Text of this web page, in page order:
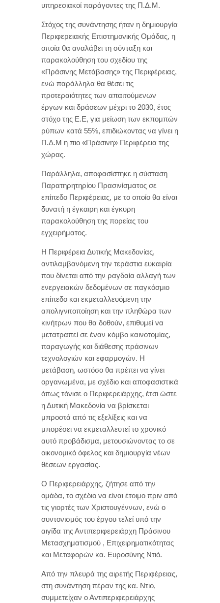
υπηρεσιακοί παράγοντες της Π.Δ.Μ.
Στόχος της συνάντησης ήταν η δημιουργία
Περιφερειακής Επιστημονικής Ομάδας, η
οποία θα αναλάβει τη σύνταξη και
παρακολούθηση του σχεδίου της
«Πράσινης Μετάβασης» της Περιφέρειας,
ενώ παράλληλα θα θέσει τις
προτεραιότητες των απαιτούμενων
έργων και δράσεων μέχρι το 2030, έτος
στόχο της Ε.Ε, για μείωση των εκπομπών
ρύπων κατά 55%, επιδιώκοντας να γίνει η
Π.Δ.Μ η πιο «Πράσινη» Περιφέρεια της
χώρας.
Παράλληλα, αποφασίστηκε η σύσταση
Παρατηρητηρίου Πρασινίσματος σε
επίπεδο Περιφέρειας, με το οποίο θα είναι
δυνατή η έγκαιρη και έγκυρη
παρακολούθηση της πορείας του
εγχειρήματος.
Η Περιφέρεια Δυτικής Μακεδονίας,
αντιλαμβανόμενη την τεράστια ευκαιρία
που δίνεται από την ραγδαία αλλαγή των
ενεργειακών δεδομένων σε παγκόσμιο
επίπεδο και εκμεταλλευόμενη την
απολιγνιτοποίηση και την πληθώρα των
κινήτρων που θα δοθούν, επιθυμεί να
μετατραπεί σε έναν κόμβο καινοτομίας,
παραγωγής και διάθεσης πράσινων
τεχνολογιών και εφαρμογών. Η
μετάβαση, ωστόσο θα πρέπει να γίνει
οργανωμένα, με σχέδιο και αποφασιστικά
όπως τόνισε ο Περιφερειάρχης, έτσι ώστε
η Δυτική Μακεδονία να βρίσκεται
μπροστά από τις εξελίξεις και να
μπορέσει να εκμεταλλευτεί το χρονικό
αυτό προβάδισμα, μετουσιώνοντας το σε
οικονομικό όφελος και δημιουργία νέων
θέσεων εργασίας.
Ο Περιφερειάρχης, ζήτησε από την
ομάδα, το σχέδιο να είναι έτοιμο πριν από
τις γιορτές των Χριστουγέννων, ενώ ο
συντονισμός του έργου τελεί υπό την
αιγίδα της Αντιπεριφερειάρχη Πράσινου
Μετασχηματισμού , Επιχειρηματικότητας
και Μεταφορών κα. Ευροσύνης Ντιό.
Από την πλευρά της αιρετής Περιφέρειας,
στη συνάντηση πέραν της κα. Ντιο,
συμμετείχαν ο Αντιπεριφερειάρχης